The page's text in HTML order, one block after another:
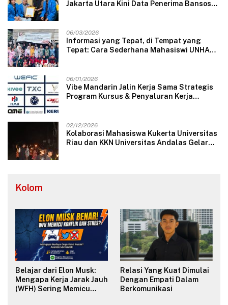
Jakarta Utara Kini Data Penerima Bansos
06/03/2026
Informasi yang Tepat, di Tempat yang
Tepat: Cara Sederhana Mahasiswi UNHAS
06/01/2026
Vibe Mandarin Jalin Kerja Sama Strategis
Program Kursus & Penyaluran Kerja
02/12/2026
Kolaborasi Mahasiswa Kukerta Universitas
Riau dan KKN Universitas Andalas Gelar
Kolom
Belajar dari Elon Musk:
Mengapa Kerja Jarak Jauh
(WFH) Sering Memicu
Relasi Yang Kuat Dimulai
Dengan Empati Dalam
Berkomunikasi